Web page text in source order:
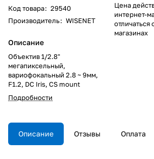
Код товара: 29540
Производитель: WISENET
Описание
Объектив 1/2.8"
мегапиксельный,
вариофокальный 2.8 ~ 9мм,
F1.2, DC Iris, CS mount
Подробности
Цена
интернет-
отличаться
магазинах
Описание Отзывы Оплата